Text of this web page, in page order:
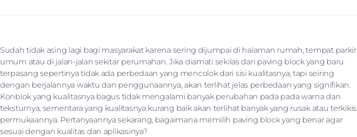
Sudah tidak asing lagi bagi masyarakat karena sering dijumpai di halaman rumah, tempat parkir
umum atau di jalan-jalan sekitar perumahan. Jika diamati sekilas dari paving block yang baru
terpasang sepertinya tidak ada perbedaan yang mencolok dari sisi kualitasnya, tapi seiring
dengan berjalannya waktu dan penggunaannya, akan terlihat jelas perbedaan yang signifikan.
Konblok yang kualitasnya bagus tidak mengalami banyak perubahan pada pada warna dan
teksturnya, sementara yang kualitasnya kurang baik akan terlihat banyak yang rusak atau terkikis
permukaannya. Pertanyaannya sekarang, bagaimana memilih paving block yang benar agar
sesuai dengan kualitas dan aplikasinya?